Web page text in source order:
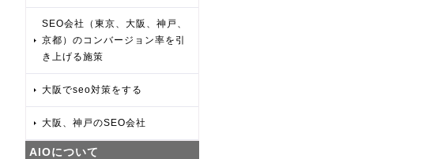
SEO会社（東京、大阪、神戸、
京都）のコンバージョン率を引
き上げる施策
大阪でseo対策をする
大阪、神戸のSEO会社
AIOについて